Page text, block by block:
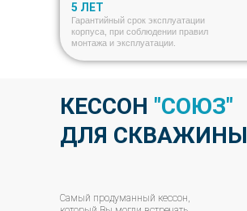
Гарантийный срок эксплуатации
корпуса, при соблюдении правил
монтажа и эксплуатации.
5 ЛЕТ
КЕССОН "СОЮЗ"
ДЛЯ СКВАЖИНЫ
Самый продуманный кессон,